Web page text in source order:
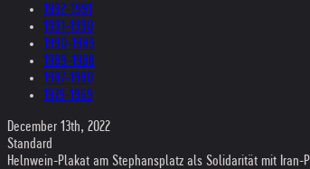
1992-1991
1991-1990
1990-1989
1989-1988
1987-1980
1979-1969
December 13th, 2022
Standard
Helnwein-Plakat am Stephansplatz als Solidarität mit Iran-